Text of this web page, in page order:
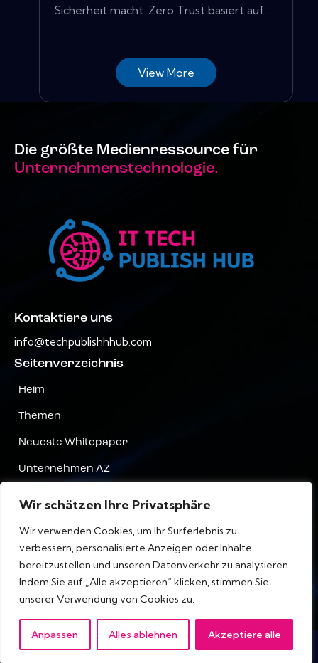
Wir schätzen Ihre Privatsphäre
Wir verwenden Cookies, um Ihr Surferlebnis zu
verbessern, personalisierte Anzeigen oder Inhalte
bereitzustellen und unseren Datenverkehr zu analysieren.
Indem Sie auf „Alle akzeptieren“ klicken, stimmen Sie
unserer Verwendung von Cookies zu.
Anpassen Alles ablehnen Akzeptiere alle
Sicherheit macht. Zero Trust basiert auf...
View More
Die größte Medienressource für
Unternehmenstechnologie.
Kontaktiere uns
info@techpublishhhub.com
Seitenverzeichnis
Heim
Themen
Neueste Whitepaper
Unternehmen AZ
Terms & Bedingungen